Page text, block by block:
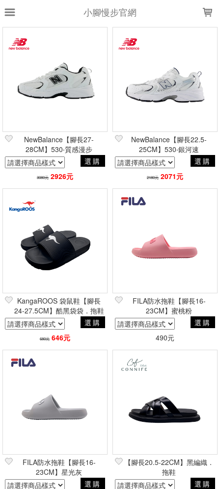
小腳慢步官網
上架時間
全部樣式 黑
全部尺寸 17 18 19
20
-04
篩選
NewBalance【腳長27-
28CM】530‧質感漫步
選購
3080元 2926元
NewBalance【腳長22.5-
25CM】530‧銀河速
選購
2180元 2071元
KangaROOS 袋鼠鞋【腳長
24-27.5CM】酷黑袋袋．拖鞋
選購
680元 646元
FILA防水拖鞋【腳長16-
23CM】蜜桃粉
選購
490元
FILA防水拖鞋【腳長16-
23CM】星光灰
選購
【腳長20.5-22CM】黑編織．
拖鞋
選購